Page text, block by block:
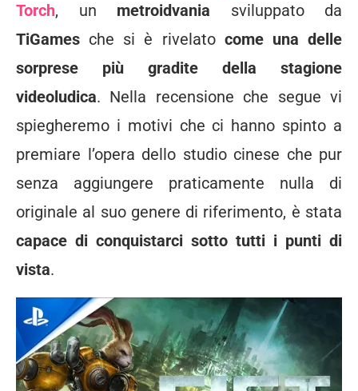
Torch, un metroidvania sviluppato da
TiGames che si è rivelato come una delle
sorprese più gradite della stagione
videoludica. Nella recensione che segue vi
spiegheremo i motivi che ci hanno spinto a
premiare l’opera dello studio cinese che pur
senza aggiungere praticamente nulla di
originale al suo genere di riferimento, è stata
capace di conquistarci sotto tutti i punti di
vista.